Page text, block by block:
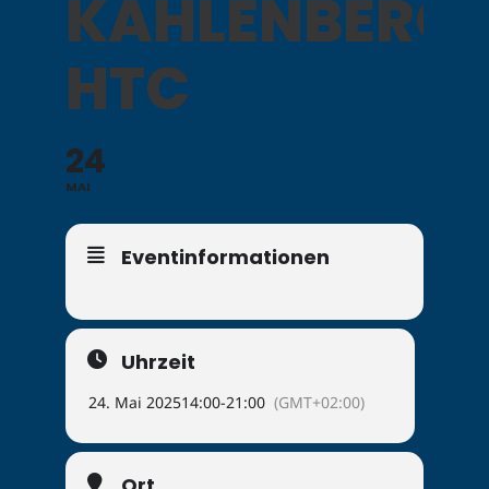
HTC
24
MAI
Eventinformationen
Uhrzeit
24. Mai 202514:00-21:00 (GMT+02:00)